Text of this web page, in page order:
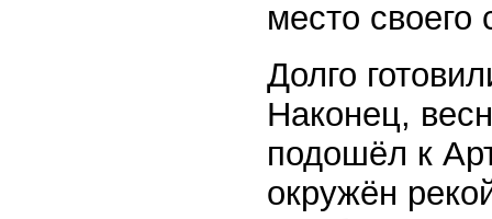
место своего
Долго
Наконец,
подошёл к
окружён